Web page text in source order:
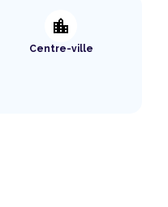
location_city
Centre-ville